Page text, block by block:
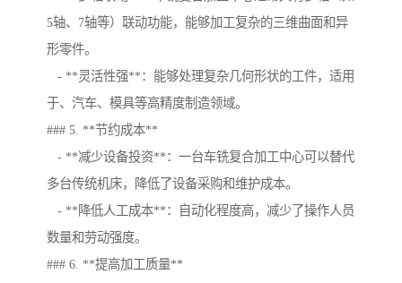
5轴、7轴等）联动功能，能够加工复杂的三维曲面和异
形零件。
- **灵活性强**：能够处理复杂几何形状的工件，适用
于、汽车、模具等高精度制造领域。
### 5. **节约成本**
- **减少设备投资**：一台车铣复合加工中心可以替代
多台传统机床，降低了设备采购和维护成本。
- **降低人工成本**：自动化程度高，减少了操作人员
数量和劳动强度。
### 6. **提高加工质量**